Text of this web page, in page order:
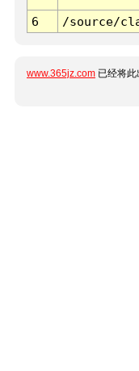
6 /source/
www.365jz.com 已经将